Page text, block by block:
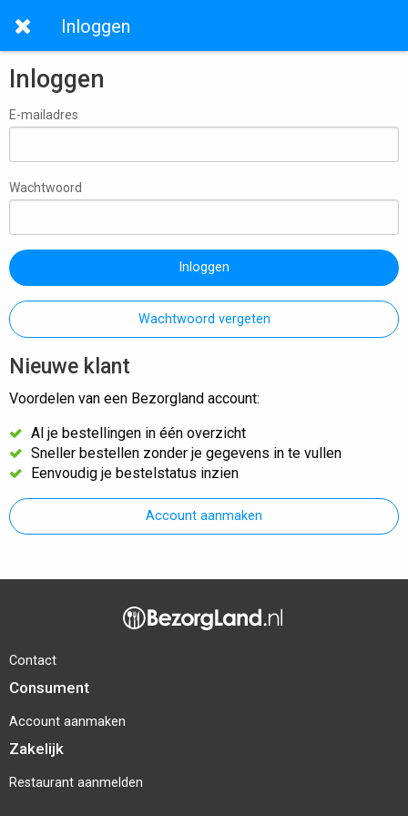
Inloggen
Inloggen
E-mailadres
Wachtwoord
Inloggen
Wachtwoord vergeten
Nieuwe klant
Voordelen van een Bezorgland account:
Al je bestellingen in één overzicht
Sneller bestellen zonder je gegevens in te vullen
Eenvoudig je bestelstatus inzien
Account aanmaken
Contact
Consument
Account aanmaken
Zakelijk
Restaurant aanmelden